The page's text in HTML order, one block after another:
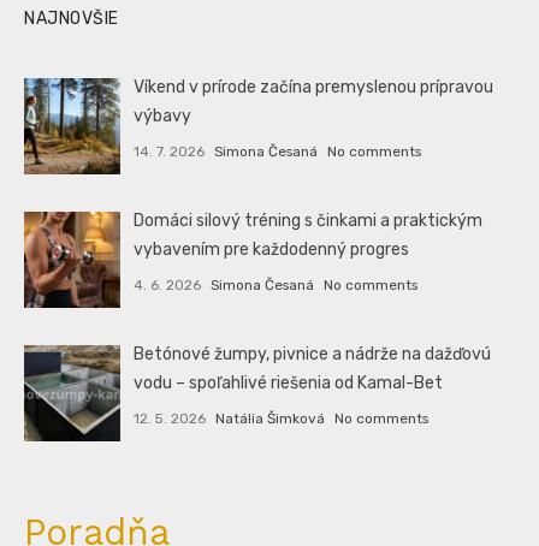
NAJNOVŠIE
Víkend v prírode začína premyslenou prípravou
výbavy
14. 7. 2026 Simona Česaná No comments
Domáci silový tréning s činkami a praktickým
vybavením pre každodenný progres
4. 6. 2026 Simona Česaná No comments
Betónové žumpy, pivnice a nádrže na dažďovú
vodu – spoľahlivé riešenia od Kamal-Bet
12. 5. 2026 Natália Šimková No comments
Poradňa